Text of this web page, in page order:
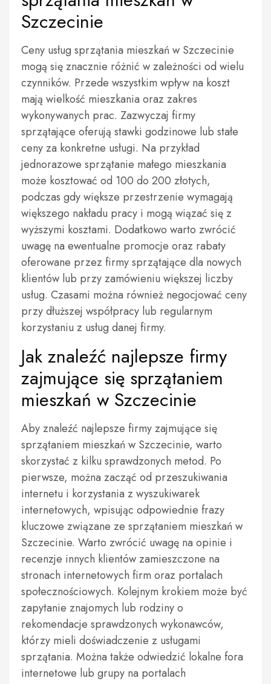
Szczecinie
Ceny usług sprzątania mieszkań w Szczecinie
mogą się znacznie różnić w zależności od wielu
czynników. Przede wszystkim wpływ na koszt
mają wielkość mieszkania oraz zakres
wykonywanych prac. Zazwyczaj firmy
sprzątające oferują stawki godzinowe lub stałe
ceny za konkretne usługi. Na przykład
jednorazowe sprzątanie małego mieszkania
może kosztować od 100 do 200 złotych,
podczas gdy większe przestrzenie wymagają
większego nakładu pracy i mogą wiązać się z
wyższymi kosztami. Dodatkowo warto zwrócić
uwagę na ewentualne promocje oraz rabaty
oferowane przez firmy sprzątające dla nowych
klientów lub przy zamówieniu większej liczby
usług. Czasami można również negocjować ceny
przy dłuższej współpracy lub regularnym
korzystaniu z usług danej firmy.
Jak znaleźć najlepsze firmy
zajmujące się sprzątaniem
mieszkań w Szczecinie
Aby znaleźć najlepsze firmy zajmujące się
sprzątaniem mieszkań w Szczecinie, warto
skorzystać z kilku sprawdzonych metod. Po
pierwsze, można zacząć od przeszukiwania
internetu i korzystania z wyszukiwarek
internetowych, wpisując odpowiednie frazy
kluczowe związane ze sprzątaniem mieszkań w
Szczecinie. Warto zwrócić uwagę na opinie i
recenzje innych klientów zamieszczone na
stronach internetowych firm oraz portalach
społecznościowych. Kolejnym krokiem może być
zapytanie znajomych lub rodziny o
rekomendacje sprawdzonych wykonawców,
którzy mieli doświadczenie z usługami
sprzątania. Można także odwiedzić lokalne fora
internetowe lub grupy na portalach